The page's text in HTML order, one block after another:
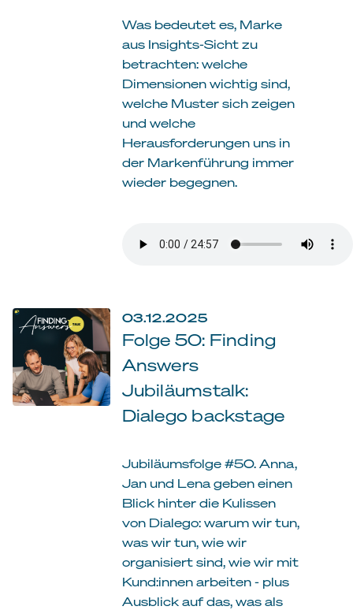
Was bedeutet es, Marke
aus Insights-Sicht zu
betrachten: welche
Dimensionen wichtig sind,
welche Muster sich zeigen
und welche
Herausforderungen uns in
der Markenführung immer
wieder begegnen.
03.12.2025
Folge 50: Finding
Answers
Jubiläumstalk:
Dialego backstage
Jubiläumsfolge #50. Anna,
Jan und Lena geben einen
Blick hinter die Kulissen
von Dialego: warum wir tun,
was wir tun, wie wir
organisiert sind, wie wir mit
Kund:innen arbeiten - plus
Ausblick auf das, was als